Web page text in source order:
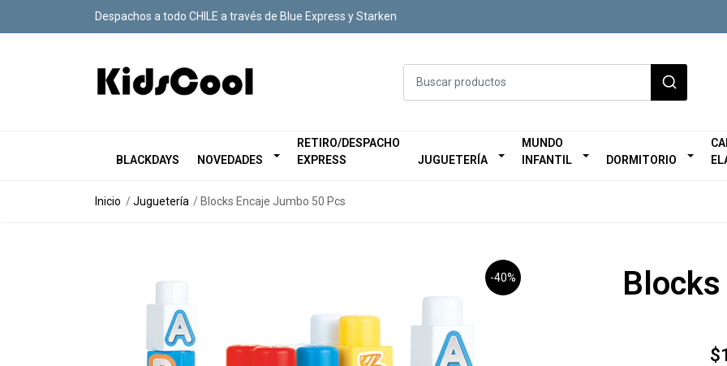
Despachos a todo CHILE a través de Blue Express y Starken
BLACKDAYS NOVEDADES
RETIRO/DESPACHO
EXPRESS
JUGUETERÍA
MUNDO
INFANTIL
DORMITORIO
Inicio Juguetería Blocks Encaje Jumbo 50 Pcs
-40%